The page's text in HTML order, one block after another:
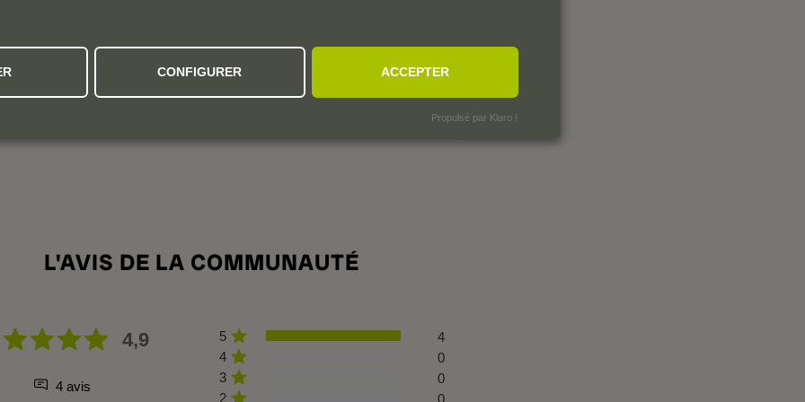
Il passe au minimum 20 mois en fûts de chêne
L'AVIS DE LA COMMUNAUTÉ
4,9
4 avis
5
4
4
0
3
0
2
0
CONFIGURER ACCEPTER
Propulsé par Klaro !